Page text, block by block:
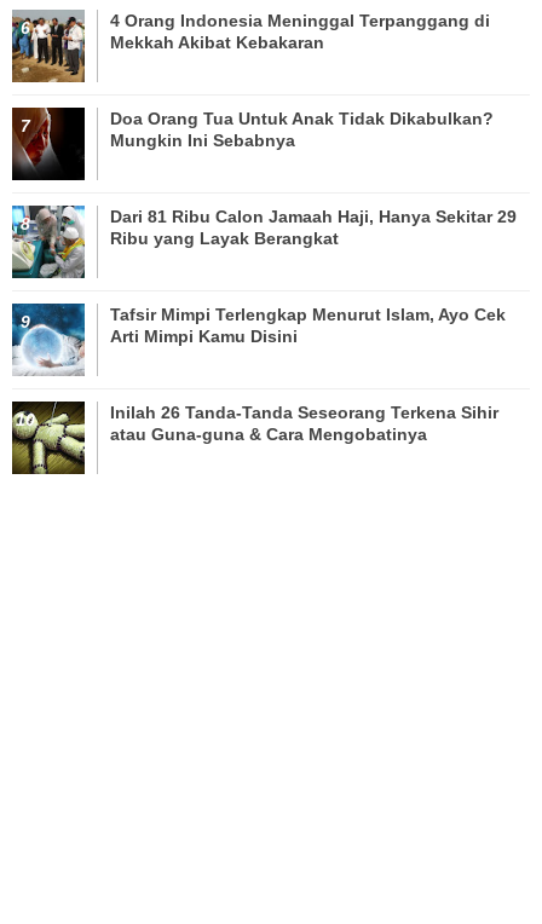
4 Orang Indonesia Meninggal Terpanggang di
Mekkah Akibat Kebakaran
Doa Orang Tua Untuk Anak Tidak Dikabulkan?
Mungkin Ini Sebabnya
Dari 81 Ribu Calon Jamaah Haji, Hanya Sekitar 29
Ribu yang Layak Berangkat
Tafsir Mimpi Terlengkap Menurut Islam, Ayo Cek
Arti Mimpi Kamu Disini
Inilah 26 Tanda-Tanda Seseorang Terkena Sihir
atau Guna-guna & Cara Mengobatinya